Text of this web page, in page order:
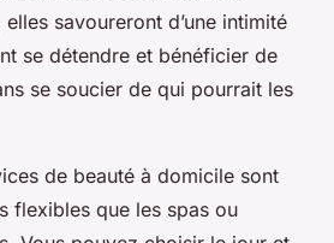
savoureront d’une intimité
se détendre et bénéficier de
se soucier de qui pourrait les
de beauté à domicile sont
flexibles que les spas ou